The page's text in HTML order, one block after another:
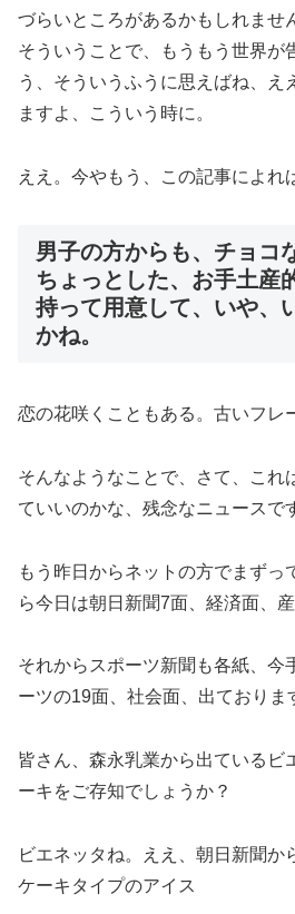
づらいところがあるかもしれませ
そういうことで、もうもう世界が
う、そういうふうに思えばね、え
ますよ、こういう時に。
ええ。今やもう、この記事によれ
男子の方からも、チョコ
ちょっとした、お手土産
持って用意して、いや、
かね。
恋の花咲くこともある。古いフレ
そんなようなことで、さて、これ
ていいのかな、残念なニュースで
もう昨日からネットの方でまずっ
ら今日は朝日新聞7面、経済面、
それからスポーツ新聞も各紙、今
ーツの19面、社会面、出ておりま
皆さん、森永乳業から出ているビ
ーキをご存知でしょうか？
ビエネッタね。ええ、朝日新聞か
ケーキタイプのアイス